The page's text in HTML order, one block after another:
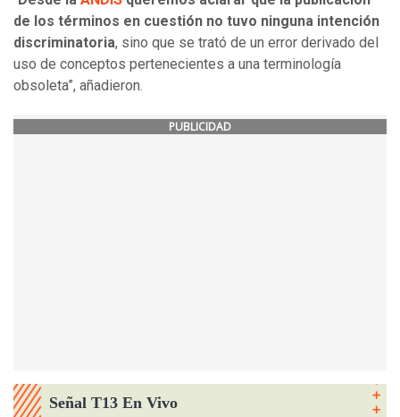
de los términos en cuestión no tuvo ninguna intención
discriminatoria, sino que se trató de un error derivado del
uso de conceptos pertenecientes a una terminología
obsoleta”, añadieron.
PUBLICIDAD
Señal T13 En Vivo